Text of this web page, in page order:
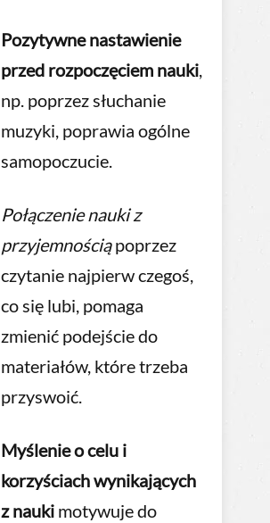
Pozytywne nastawienie
przed rozpoczęciem nauki,
np. poprzez słuchanie
muzyki, poprawia ogólne
samopoczucie.
Połączenie nauki z
przyjemnościąpoprzez
czytanie najpierw czegoś,
co się lubi, pomaga
zmienić podejście do
materiałów, które trzeba
przyswoić.
Myślenie o celu i
korzyściach wynikających
z nauki motywuje do